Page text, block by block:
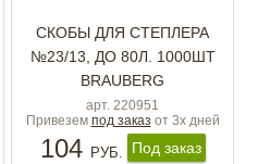
СКОБЫ ДЛЯ СТЕПЛЕРА
№23/13, ДО 80Л. 1000ШТ
BRAUBERG
арт. 220951
Привезем под заказ от 3х дней
104 РУБ. Под заказ